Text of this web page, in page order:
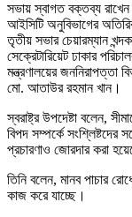
সভায় স্বাগত বক্তব্য রাখেন
আইসিটি অনুবিভাগের
তৃতীয় সভার চেয়ারম্যান
সেক্রেটারিয়েট ঢাকার
মন্ত্রণালয়ের জননিরাপত্তা
মো. আতাউর রহমান খান।
স্বরাষ্ট্র উপদেষ্টা বলেন,
বিপদ সম্পর্কে
প্রচারণাও জোরদার করা
তিনি বলেন, মানব পাচার
কাজ করে যাচ্ছে।